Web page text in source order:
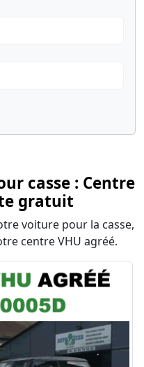
casse : Centre
gratuit
voiture pour la casse,
centre VHU agréé.